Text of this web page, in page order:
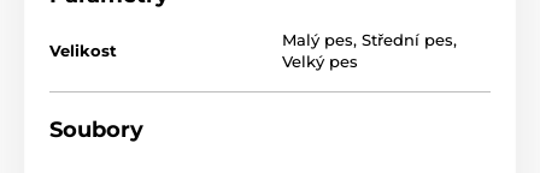
Velikost
Malý pes, Střední pes,
Velký pes
Soubory